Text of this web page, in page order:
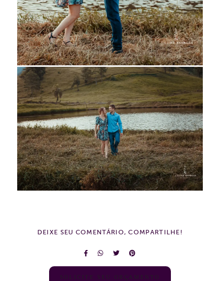
DEIXE SEU COMENTÁRIO, COMPARTILHE!
SOLICITE SEU ORÇAMENTO